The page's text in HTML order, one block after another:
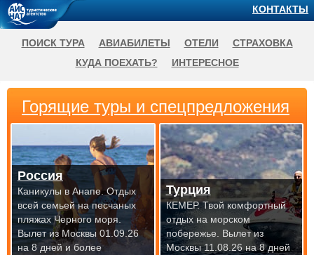
Горящие туры и спецпредложения
Россия
Каникулы в Анапе. Отдых
всей семьей на песчаных
пляжах Черного моря.
Вылет из Москвы 01.09.26
на 8 дней и более
Турция
КЕМЕР. Твой комфортный
отдых на морском
побережье. Вылет из
Москвы 11.08.26 на 8 дней
КОНТАКТЫ
ПОИСК ТУРА АВИАБИЛЕТЫ ОТЕЛИ
СТРАХОВКА
КУДА ПОЕХАТЬ?
ИНТЕРЕСНОЕ